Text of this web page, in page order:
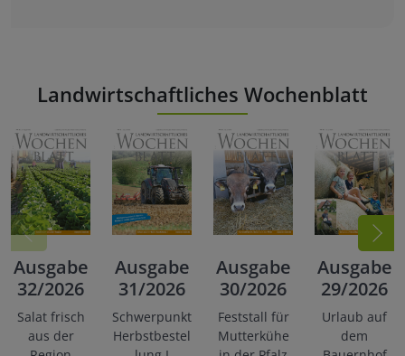
Hessischer Pächterverband e.V.
Landwirtschaftliches Wochenblatt
Ausgabe
32/2026
Salat frisch
aus der
Ausgabe
31/2026
Schwerpunkt
Herbstbestel
Ausgabe
30/2026
Feststall für
Mutterkühe
Ausgabe
29/2026
Urlaub auf
dem